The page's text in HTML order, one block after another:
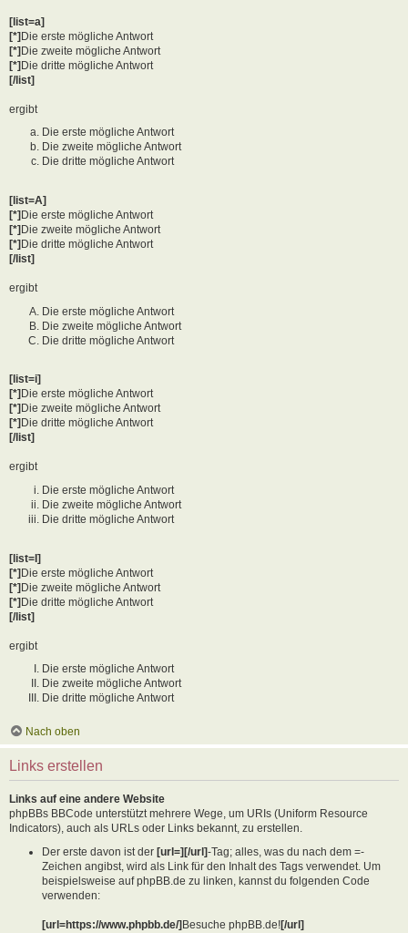
[list=a]
[*]Die erste mögliche Antwort
[*]Die zweite mögliche Antwort
[*]Die dritte mögliche Antwort
[/list]
ergibt
Die erste mögliche Antwort
Die zweite mögliche Antwort
Die dritte mögliche Antwort
[list=A]
[*] Die erste mögliche Antwort
[*] Die zweite mögliche Antwort
[*] Die dritte mögliche Antwort
[/list]
ergibt
Die erste mögliche Antwort
Die zweite mögliche Antwort
Die dritte mögliche Antwort
[list=i]
[*] Die erste mögliche Antwort
[*] Die zweite mögliche Antwort
[*] Die dritte mögliche Antwort
[/list]
ergibt
Die erste mögliche Antwort
Die zweite mögliche Antwort
Die dritte mögliche Antwort
[list=I]
[*]Die erste mögliche Antwort
[*]Die zweite mögliche Antwort
[*]Die dritte mögliche Antwort
[/list]
ergibt
Die erste mögliche Antwort
Die zweite mögliche Antwort
Die dritte mögliche Antwort
Nach oben
Links erstellen
Links auf eine andere Website
phpBBs BBCode unterstützt mehrere Wege, um URIs (Uniform Resource
Indicators), auch als URLs oder Links bekannt, zu erstellen.
Der erste davon ist der [url=][/url]-Tag; alles, was du nach dem =-
Zeichen angibst, wird als Link für den Inhalt des Tags verwendet. Um
beispielsweise auf phpBB.de zu linken, kannst du folgenden Code
verwenden:
[url=https://www.phpbb.de/]Besuche phpBB.de![/url]